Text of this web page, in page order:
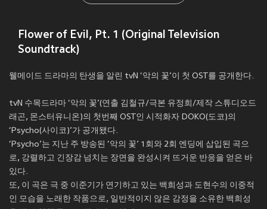
Flower of Evil, Pt. 1 (Original Television
Soundtrack)
웰메이드 드라마의 탄생을 알린 tvN ‘악의 꽃’이 첫 OST를 공개한다.
tvN 수목드라마 ‘악의 꽃’(연출 김철규/극본 유정희/제작 스튜디오드
래곤, 몬스터유니온)의 첫번째 OST인 시적화자 DOKO(도코)의
‘Psycho(사이코)’가 공개됐다.
‘Psycho’는 지난 주 방송된 ‘악의 꽃’ 1회와 2회 엔딩에 삽입된 곡으
로, 강렬하고 긴장감 넘치는 장면을 완성시켜 뜨거운 반응을 얻은 바
있다.
또, 이 곡은 극 중 이준기가 연기하고 있는 백희성과 도현수의 이중적
인 모습을 노래한 작품으로, 일반적이지 않은 감정을 소유한 백희성